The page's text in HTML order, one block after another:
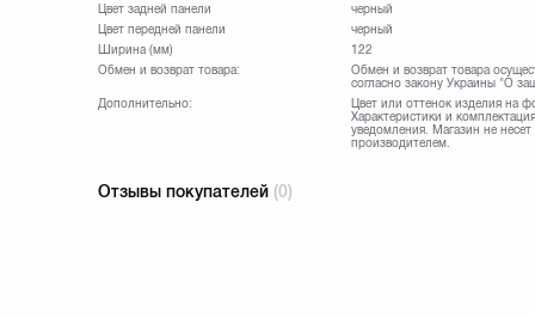
Цвет задней панели
черный
Цвет передней панели
черный
Ширина (мм)
122
Обмен и возврат товара:
Обмен и возврат товара
согласно закону Украины "О
Дополнительно:
Цвет или оттенок изделия на
Характеристики и
уведомления. Магазин не
производителем.
Отзывы покупателей (0)